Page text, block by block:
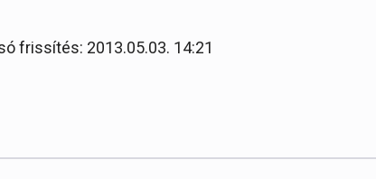
frissítés: 2013.05.03. 14:21